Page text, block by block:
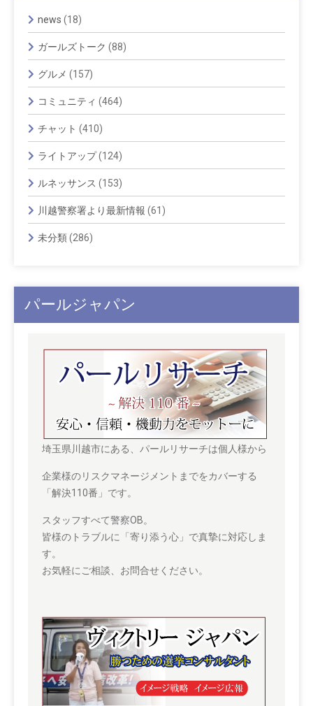
news (18)
ガールズトーク (88)
グルメ (157)
コミュニティ (464)
チャット (410)
ライトアップ(124)
ルネッサンス (153)
川越警察署より最新情報 (61)
未分類(286)
パールジャパン
埼玉県川越市にある、パールリサーチは個人様から
企業様のリスクマネージメントまでをカバーする
「解決110番」です。
スタッフすべて警察OB。
皆様のトラブルに「寄り添う心」で真摯に対応しま
す。
お気軽にご相談、お問合せください。